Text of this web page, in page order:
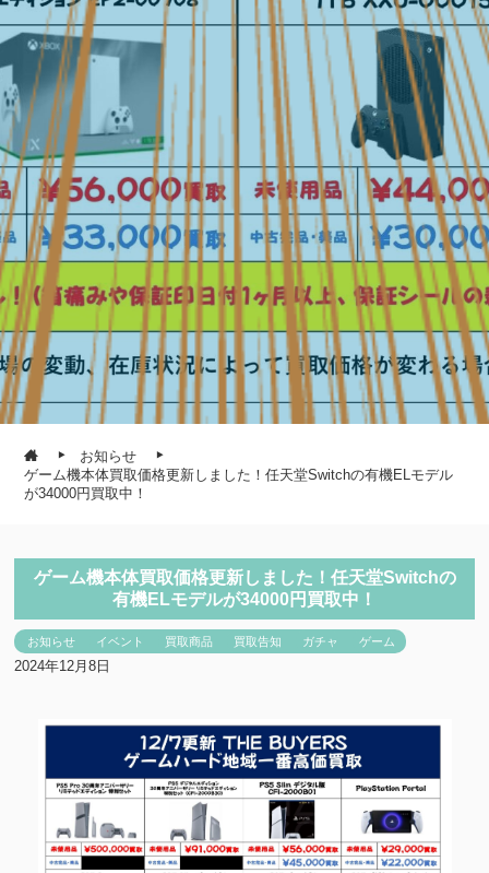
お知らせ
ゲーム機本体買取価格更新しました！任天堂Switchの有機ELモデル
が34000円買取中！
ゲーム機本体買取価格更新しました！任天堂Switchの
有機ELモデルが34000円買取中！
お知らせ イベント 買取商品 買取告知 ガチャ ゲーム
2024年12月8日